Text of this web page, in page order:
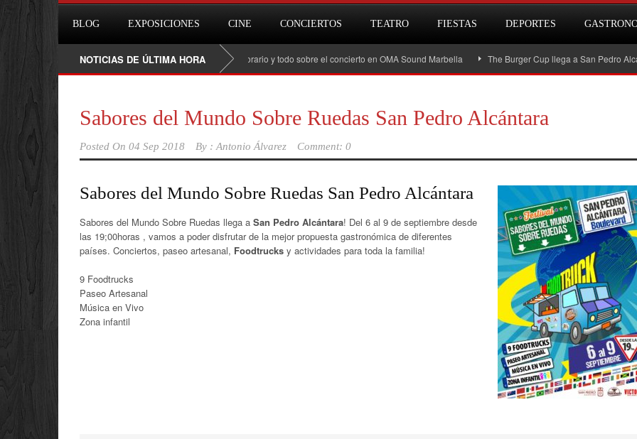
BLOG EXPOSICIONES CINE CONCIERTOS TEATRO FIESTAS DEPORTES
NOTICIAS DE ÚLTIMA HORA
Raule en Marbella 2026: fecha, entradas, horario y todo sobre el concierto en OMA Sound Marbella The Burger Cup llega a San Pedro
Sabores del Mundo Sobre Ruedas San Pedro Alcántara
Posted On 04 Sep 2018 By : Antonio Álvarez Comment: 0
Sabores del Mundo Sobre Ruedas San Pedro Alcántara
Sabores del Mundo Sobre Ruedas llega a San Pedro Alcántara! Del 6 al 9 de septiembre desde
las 19;00horas , vamos a poder disfrutar de la mejor propuesta gastronómica de diferentes
países. Conciertos, paseo artesanal, Foodtrucks y actividades para toda la familia!
9 Foodtrucks
Paseo Artesanal
Música en Vivo
Zona infantil